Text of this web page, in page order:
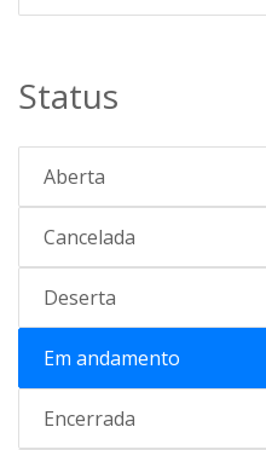
Status
Aberta
Cancelada
Deserta
Em andamento
Encerrada